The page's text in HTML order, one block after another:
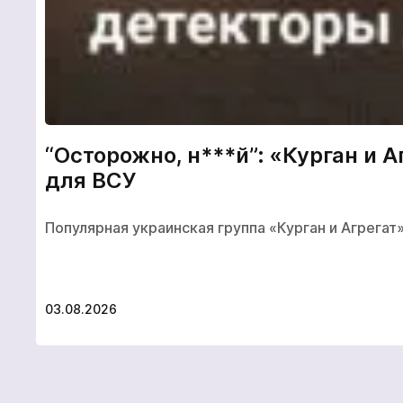
“Осторожно, н***й”: «Курган и
для ВСУ
Популярная украинская группа «Курган и
03.08.2026